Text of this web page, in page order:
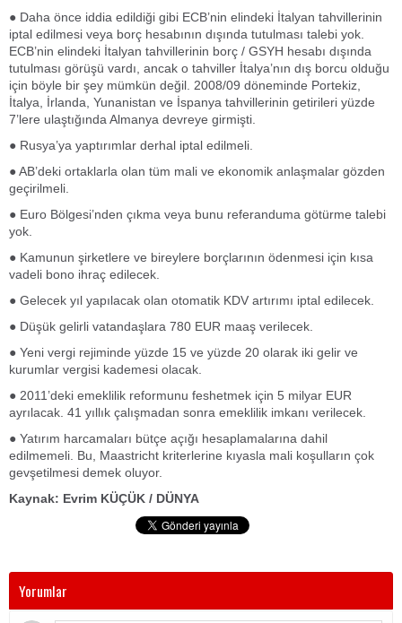
● Daha önce iddia edildiği gibi ECB’nin elindeki İtalyan tahvillerinin
iptal edilmesi veya borç hesabının dışında tutulması talebi yok.
ECB’nin elindeki İtalyan tahvillerinin borç / GSYH hesabı dışında
tutulması görüşü vardı, ancak o tahviller İtalya’nın dış borcu olduğu
için böyle bir şey mümkün değil. 2008/09 döneminde Portekiz,
İtalya, İrlanda, Yunanistan ve İspanya tahvillerinin getirileri yüzde
7’lere ulaştığında Almanya devreye girmişti.
● Rusya’ya yaptırımlar derhal iptal edilmeli.
● AB’deki ortaklarla olan tüm mali ve ekonomik anlaşmalar gözden
geçirilmeli.
● Euro Bölgesi’nden çıkma veya bunu referanduma götürme talebi
yok.
● Kamunun şirketlere ve bireylere borçlarının ödenmesi için kısa
vadeli bono ihraç edilecek.
● Gelecek yıl yapılacak olan otomatik KDV artırımı iptal edilecek.
● Düşük gelirli vatandaşlara 780 EUR maaş verilecek.
● Yeni vergi rejiminde yüzde 15 ve yüzde 20 olarak iki gelir ve
kurumlar vergisi kademesi olacak.
● 2011’deki emeklilik reformunu feshetmek için 5 milyar EUR
ayrılacak. 41 yıllık çalışmadan sonra emeklilik imkanı verilecek.
● Yatırım harcamaları bütçe açığı hesaplamalarına dahil
edilmemeli. Bu, Maastricht kriterlerine kıyasla mali koşulların çok
gevşetilmesi demek oluyor.
Kaynak: Evrim KÜÇÜK / DÜNYA
Yorumlar